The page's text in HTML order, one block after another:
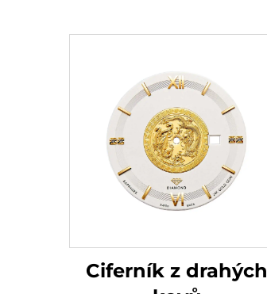
Ciferník z drahých